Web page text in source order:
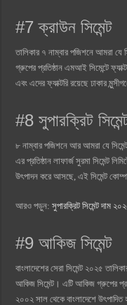
#7 ক্রাউন সিমেন্ট
তালিকার ৭ নাম্বার পজিশনে আমরা যে
গ্রুপের প্রতিষ্ঠান এমআই সিমেন্টে
এবং এদের ফ্যাক্টরি রয়েছে ঢাকার
#8 সুপারক্রিট
৮ নাম্বার পজিশনে আর আমরা যে
এর প্রতিষ্ঠান লাফার্জ সুরমা সিমেন্ট
উৎপাদন করে আসছে, এই সিমেন্ট
আরও পড়ুন:সুপারক্রিট সিমেন্ট দাম
#9 আকিজ সিমেন্ট
বাংলাদেশের সেরা সিমেন্ট ২০২৫
আকিজ সিমেন্ট। এটি আকিজ গ্রুপের
২০০২ সাল থেকে বাংলাদেশে উৎপাদিত